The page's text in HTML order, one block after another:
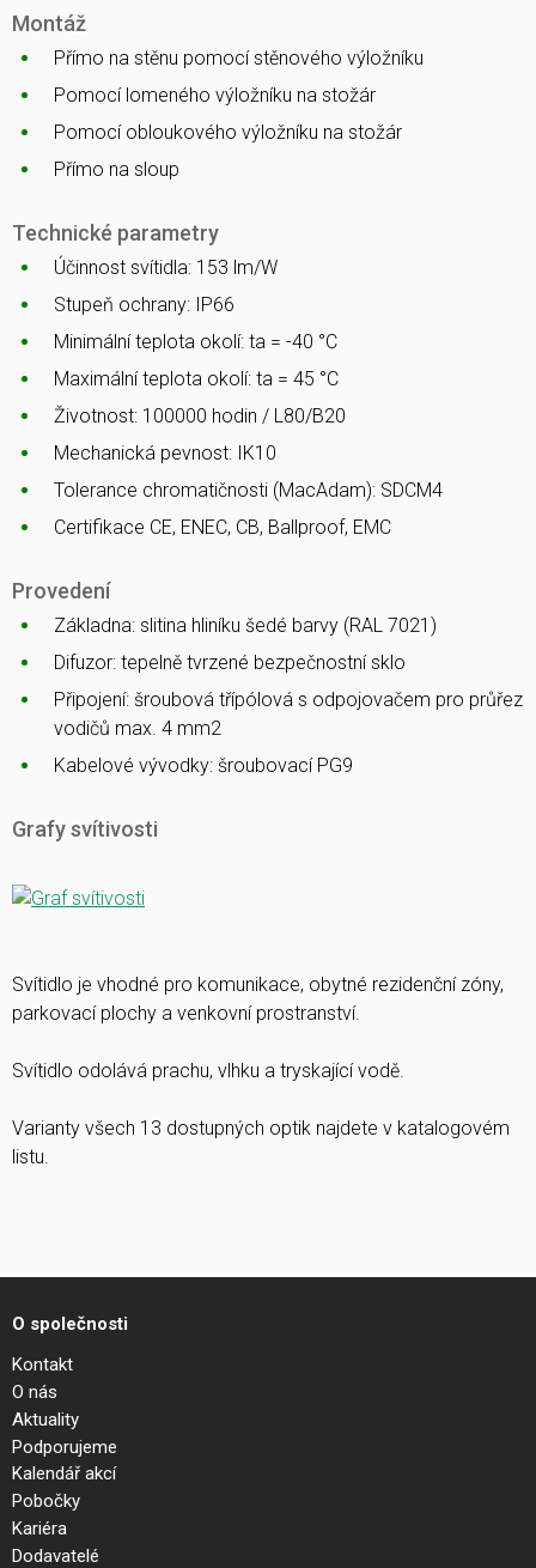
Montáž
Přímo na stěnu pomocí stěnového výložníku
Pomocí lomeného výložníku na stožár
Pomocí obloukového výložníku na stožár
Přímo na sloup
Technické parametry
Účinnost svítidla: 153 lm/W
Stupeň ochrany: IP66
Minimální teplota okolí: ta = -40 °C
Maximální teplota okolí: ta = 45 °C
Životnost: 100000 hodin / L80/B20
Mechanická pevnost: IK10
Tolerance chromatičnosti (MacAdam): SDCM4
Certifikace CE, ENEC, CB, Ballproof, EMC
Provedení
Základna: slitina hliníku šedé barvy (RAL 7021)
Difuzor: tepelně tvrzené bezpečnostní sklo
Připojení: šroubová třípólová s odpojovačem pro průřez
vodičů max. 4 mm2
Kabelové vývodky: šroubovací PG9
Grafy svítivosti
Svítidlo je vhodné pro komunikace, obytné rezidenční zóny,
parkovací plochy a venkovní prostranství.
Svítidlo odolává prachu, vlhku a tryskající vodě.
Varianty všech 13 dostupných optik najdete v katalogovém
listu.
O společnosti
Kontakt
O nás
Aktuality
Podporujeme
Kalendář akcí
Pobočky
Kariéra
Dodavatelé